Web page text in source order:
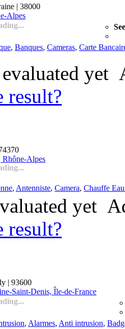
| 38000
Alpes
, Banques, Cameras, Carte
yet
result?
Rhône-Alpes
, Antenniste, Camera, Chauffe
yet
result?
| 93600
Saint-Denis, Île-de-France
, Alarmes, Anti intrusion,